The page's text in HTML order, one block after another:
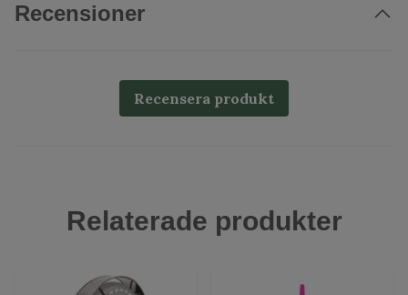
Recensioner
Recensera produkt
Relaterade produkter